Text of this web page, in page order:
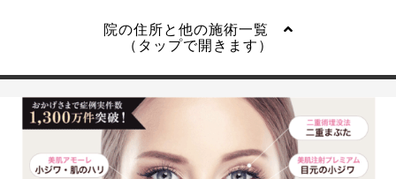
院の住所と他の施術一覧
（タップで開きます）